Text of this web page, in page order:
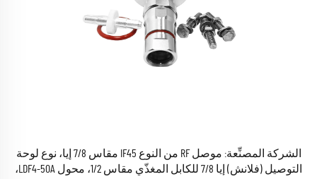
الشركة المصنِّعة: موصل RF من النوع IF45 مقاس 7/8 إيا، نوع لوحة
التوصيل (فلانش) إيا 7/8 للكابل المغذّي مقاس 1/2، محول LDF4-50A،